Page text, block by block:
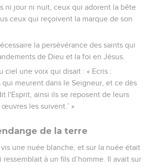
ni jour ni nuit, ceux qui adorent la bête
ceux qui reçoivent la marque de son
la persévérance des saints qui
de Dieu et la foi en Jésus.
ciel une voix qui disait : « Ecris :
qui meurent dans le Seigneur, et ce dès
l'Esprit, ainsi ils se reposent de leurs
les suivent.’ »
de la terre
une nuée blanche, et sur la nuée était
à un fils d’homme. Il avait sur